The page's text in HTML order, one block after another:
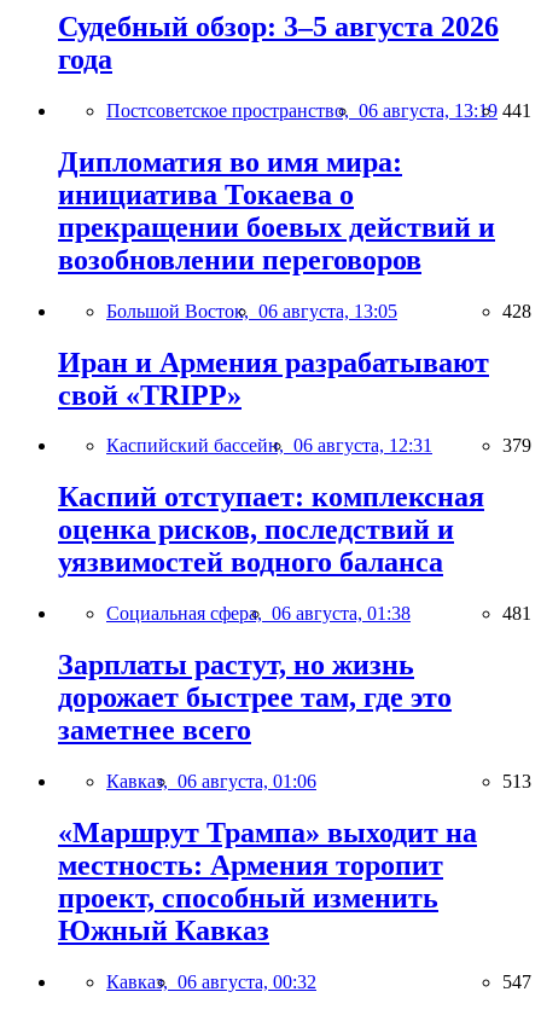
Судебный обзор: 3–5 августа 2026
года
Постсоветское пространство, 06 августа, 13:19 441
Дипломатия во имя мира:
инициатива Токаева о
прекращении боевых действий и
возобновлении переговоров
Большой Восток, 06 августа, 13:05 428
Иран и Армения разрабатывают
свой «TRIPP»
Каспийский бассейн, 06 августа, 12:31 379
Каспий отступает: комплексная
оценка рисков, последствий и
уязвимостей водного баланса
Социальная сфера, 06 августа, 01:38 481
Зарплаты растут, но жизнь
дорожает быстрее там, где это
заметнее всего
Кавказ, 06 августа, 01:06 513
«Маршрут Трампа» выходит на
местность: Армения торопит
проект, способный изменить
Южный Кавказ
Кавказ, 06 августа, 00:32 547